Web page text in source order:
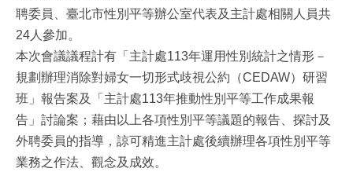
聘委員、臺北市性別平等辦公室代表及主計處相關人員共
24人參加。
本次會議議程計有「主計處113年運用性別統計之情形－
規劃辦理消除對婦女一切形式歧視公約（CEDAW）研習
班」報告案及「主計處113年推動性別平等工作成果報
告」討論案；藉由以上各項性別平等議題的報告、探討及
外聘委員的指導，諒可精進主計處後續辦理各項性別平等
業務之作法、觀念及成效。